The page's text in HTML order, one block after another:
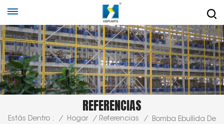
REFERENCIAS
Estás Dentro : / Hogar / Referencias /
Bomba Ebullida De